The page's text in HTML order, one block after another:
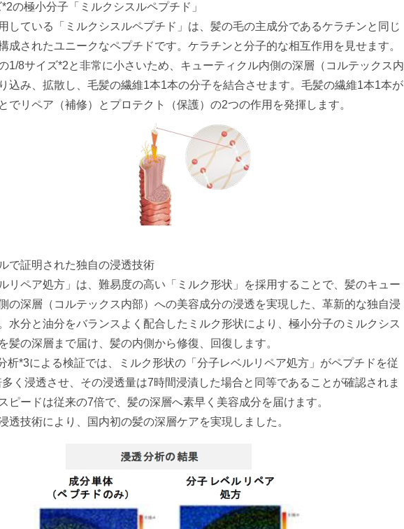
*2の極小分子「ミルクシスルペプチド」
している「ミルクシスルペプチド」は、髪の毛の主成分であるケラチンと同じ
成されたユニークなペプチドです。ケラチンと分子的な相互作用を見せます。
1/8サイズ*2と非常に小さいため、キューティクル内側の深層（コルテックス内
込み、拡散し、毛髪の繊維1本1本の分子を結合させます。毛髪の繊維1本1本が
でリペア（補修）とプロテクト（保護）の2つの作用を発揮します。
で証明された独自の浸透技術
リペア処方」は、難易度の高い「ミルク形状」を採用することで、髪のキュー
の深層（コルテックス内部）への美容成分の浸透を実現した、革新的な独自浸
水分と油分をバランスよく配合したミルク形状により、極小分子のミルクシス
髪の深層まで届け、髪の内側から修復、回復します。
析*3による検証では、ミルク形状の「分子レベルリペア処方」がペプチドを従
く浸透させ、その浸透量は7時間浸漬した場合と同等であることが確認されま
ピードは従来の7倍で、髪の深層へ素早く美容成分を届けます。
透技術により、国内初の髪の深層ケアを実現しました。